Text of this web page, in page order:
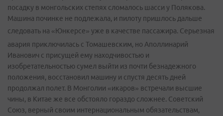
посадку в монгольских степях сломалось шасси у Полякова.
Машина починке не подлежала, и пилоту пришлось дальше
следовать на «Юнкерсе» уже в качестве пассажира. Серьезная
авария приключилась с Томашевским, но Аполлинарий
Иванович с присущей ему находчивостью и
изобретательностью сумел выйти из почти безнадежного
положения, восстановил машину и спустя десять дней
продолжал полет. В Монголии «икаров» встречали высшие
чины, в Китае же все обстояло гораздо сложнее. Советский
Союз, верный своим интернациональным обязательствам,